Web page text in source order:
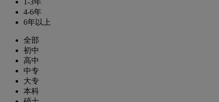
4-6年
6年以上
全部
初中
高中
中专
大专
本科